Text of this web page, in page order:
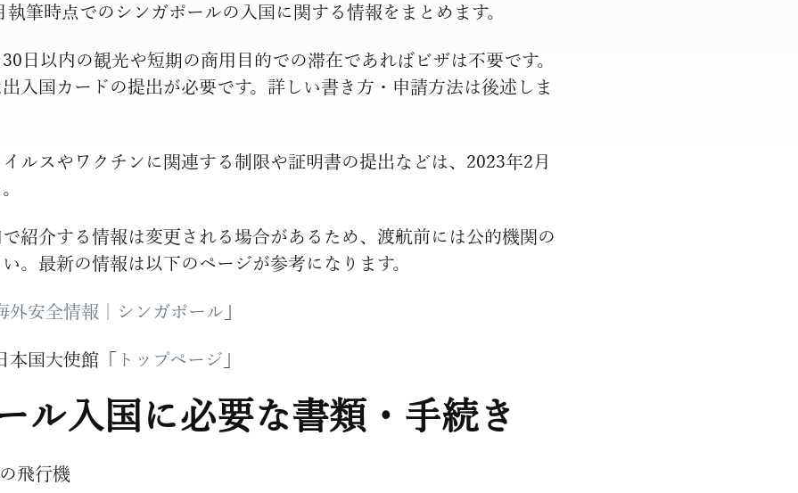
執筆時点でのシンガポールの入国に関する情報をまとめます。
日以内の観光や短期の商用目的での滞在であればビザは不要です。
入国カードの提出が必要です。詳しい書き方・申請方法は後述しま
ルスやワクチンに関連する制限や証明書の提出などは、2023年2月
紹介する情報は変更される場合があるため、渡航前には公的機関の
。最新の情報は以下のページが参考になります。
外安全情報｜シンガポール
国大使館「 トップページ
ル入国に必要な書類・手続き